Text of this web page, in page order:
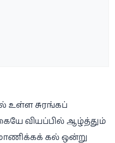
உள்ள சுரங்கப்
வியப்பில் ஆழ்த்தும்
கல் ஒன்று